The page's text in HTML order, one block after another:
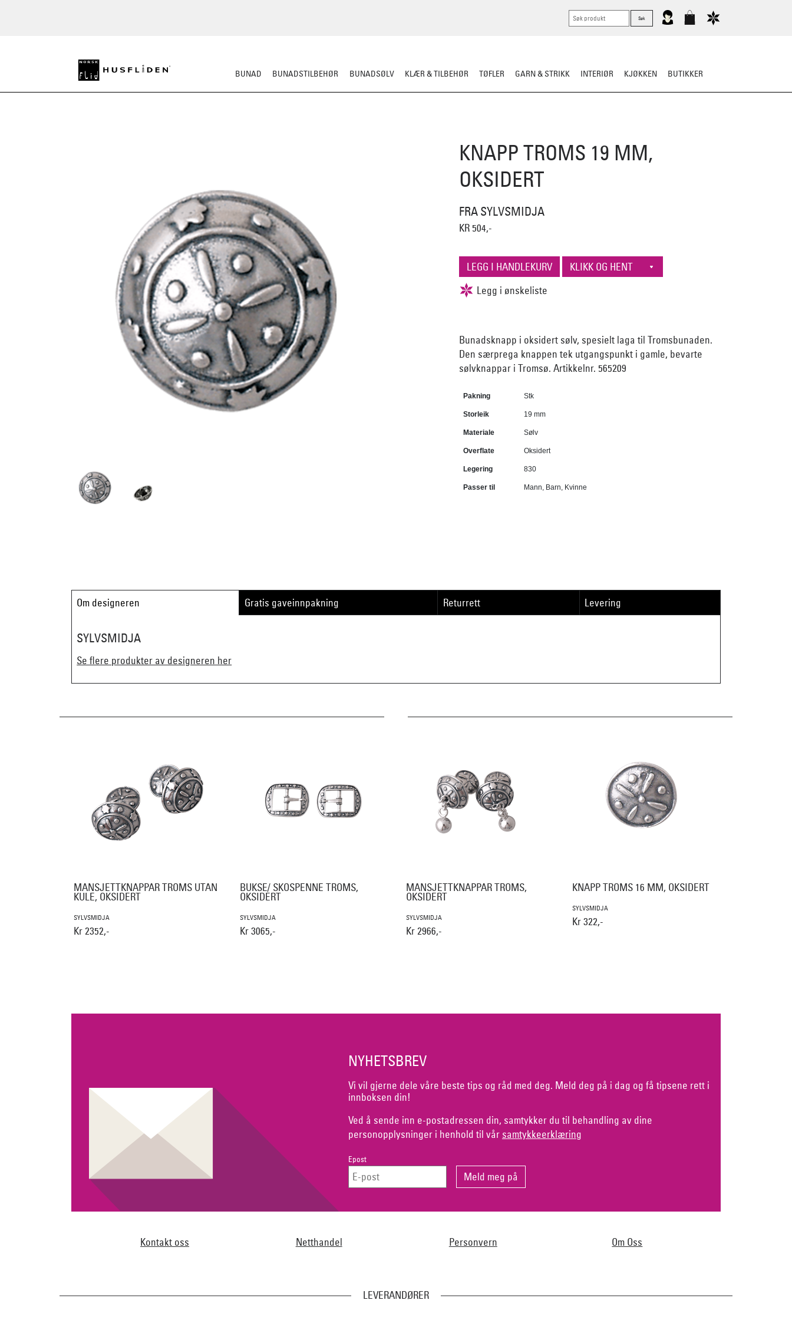
BUNAD BUNADSTILBEHØR BUNADSØLV KLÆR & TILBEHØR TØFLER GARN & STRIKK INTERIØR KJØKKEN BUTIKKER
KNAPP TROMS 19 MM,
OKSIDERT
FRA SYLVSMIDJA
KR 504,-
Bunadsknapp i oksidert sølv, spesielt laga til Tromsbunaden.
Den særprega knappen tek utgangspunkt i gamle, bevarte
sølvknappar i Tromsø. Artikkelnr. 565209
Pakning Stk
Storleik 19 mm
Materiale Sølv
Overflate Oksidert
Legering 830
Passer til Mann, Barn, Kvinne
Om designeren Gratis gaveinnpakning Returrett Levering
SYLVSMIDJA
Se flere produkter av designeren her
MANSJETTKNAPPAR TROMS UTAN
KULE, OKSIDERT
SYLVSMIDJA
Kr 2352,-
BUKSE/ SKOSPENNE TROMS,
OKSIDERT
SYLVSMIDJA
Kr 3065,-
MANSJETTKNAPPAR TROMS,
OKSIDERT
SYLVSMIDJA
Kr 2966,-
KNAPP TROMS 16 MM, OKSIDERT
SYLVSMIDJA
Kr 322,-
NYHETSBREV
Vi vil gjerne dele våre beste tips og råd med deg. Meld deg på i dag og få tipsene rett i
innboksen din!
Ved å sende inn e-postadressen din, samtykker du til behandling av dine
personopplysninger i henhold til vår samtykkeerklæring
Epost
Kontakt oss Netthandel Personvern Om Oss
LEVERANDØRER